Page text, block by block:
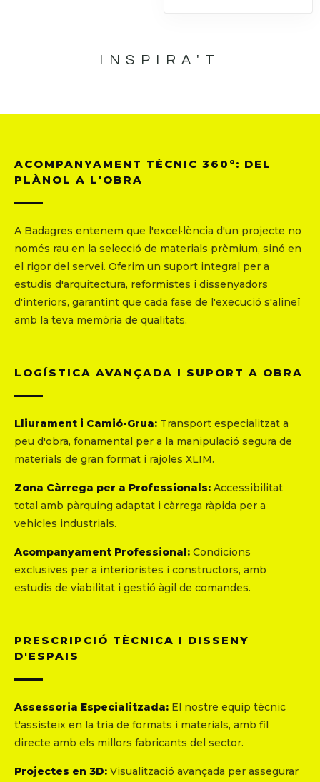
INSPIRA'T
ACOMPANYAMENT TÈCNIC 360º: DEL
PLÀNOL A L'OBRA
A Badagres entenem que l'excel·lència d'un projecte no
només rau en la selecció de materials prèmium, sinó en
el rigor del servei. Oferim un suport integral per a
estudis d'arquitectura, reformistes i dissenyadors
d'interiors, garantint que cada fase de l'execució s'alineï
amb la teva memòria de qualitats.
LOGÍSTICA AVANÇADA I SUPORT A OBRA
Lliurament i Camió-Grua: Transport especialitzat a
peu d'obra, fonamental per a la manipulació segura de
materials de gran format i rajoles XLIM.
Zona Càrrega per a Professionals: Accessibilitat
total amb pàrquing adaptat i càrrega ràpida per a
vehicles industrials.
Acompanyament Professional: Condicions
exclusives per a interioristes i constructors, amb
estudis de viabilitat i gestió àgil de comandes.
PRESCRIPCIÓ TÈCNICA I DISSENY
D'ESPAIS
Assessoria Especialitzada: El nostre equip tècnic
t'assisteix en la tria de formats i materials, amb fil
directe amb els millors fabricants del sector.
Projectes en 3D: Visualització avançada per assegurar